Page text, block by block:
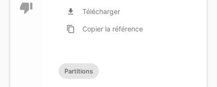
thumb_down file_download Télécharger
content_copy Copier la référence
Partitions